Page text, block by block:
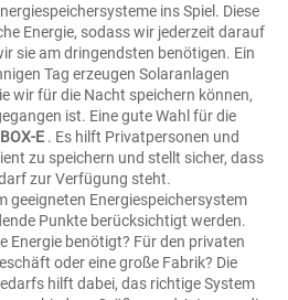
ins Spiel. Diese
Energie, sodass wir jederzeit darauf
sie am dringendsten benötigen. Ein
Tag erzeugen Solaranlagen
wir für die Nacht speichern können,
ist. Eine gute Wahl für die
BOX-E . Es hilft Privatpersonen und
zu speichern und stellt sicher, dass
zur Verfügung steht.
geeigneten Energiespeichersystem
Punkte berücksichtigt werden.
Energie benötigt? Für den privaten
oder eine große Fabrik? Die
hilft dabei, das richtige System